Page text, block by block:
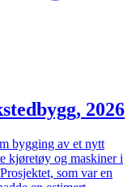
2026
bygging av et nytt
kjøretøy og maskiner i
som var en